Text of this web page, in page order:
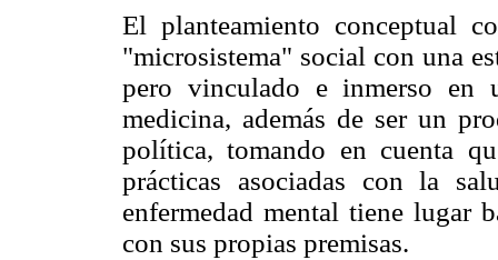
El planteamiento conceptual
"microsistema" social con una
pero vinculado e inmerso en
medicina, además de ser un
política, tomando en cuenta
prácticas asociadas con la
enfermedad mental tiene lugar
con sus propias premisas.